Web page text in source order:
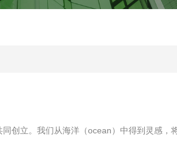
立。我们从海洋（ocean）中得到灵感，